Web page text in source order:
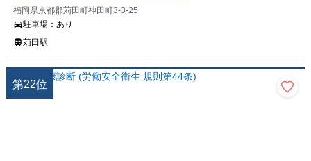
福岡県京都郡苅田町神田町3-3-25
駐車場： あり
苅田駅
第22位